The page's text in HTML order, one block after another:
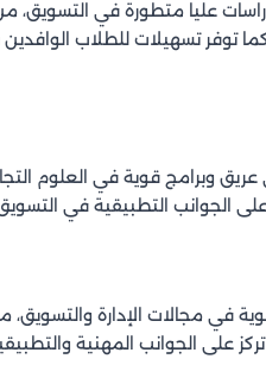
عليا متطورة في التسويق،
توفر تسهيلات للطلاب
وبرامج قوية في العلوم
الجوانب التطبيقية في التسويق
في مجالات الإدارة والتسويق،
على الجوانب المهنية